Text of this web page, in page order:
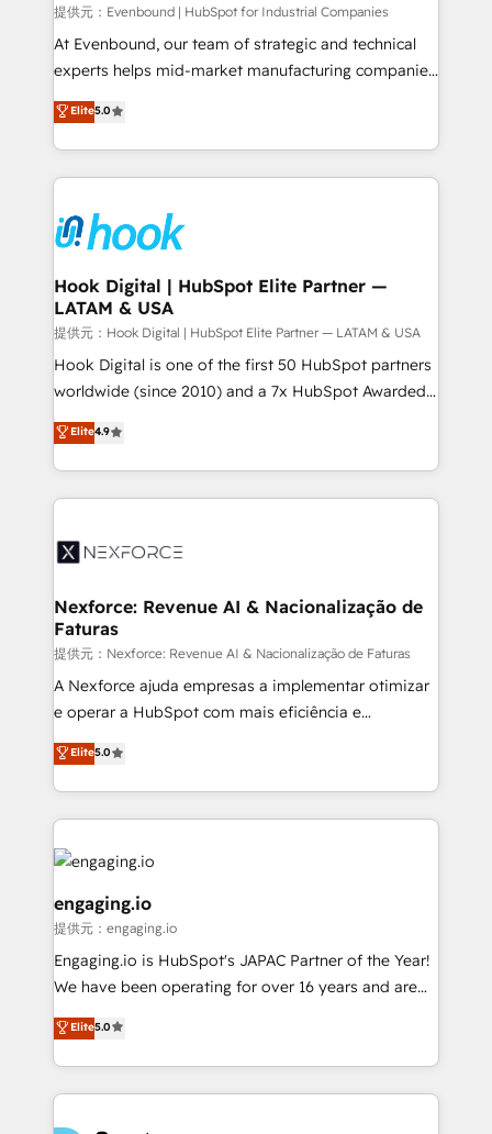
Your team learns while we build. We fix what others
broke. Built for mid-market reality—practical
solutions that work with your actual headcount and
HubSpot partners 🔄 Top 5% globally in client
retention 📅 8+ years of consistent results since 2017
move beyond spreadsheets into unified systems
that drive real business results.
提供元：Evenbound | HubSpot for Industrial Companies
At Evenbound, our team of strategic and technical
experts helps mid-market manufacturing companies
achieve real growth. We specialize in delivering
tailored solutions that drive results by leveraging
HubSpot’s platform and data to fuel success.
Technical Solutions: - HubSpot Technical Consulting -
Onboarding - Data Migration & Integrations -
Technical Audit & Optimization Strategic Solutions: -
Revenue Operations - Inbound Marketing -
Outbound Marketing - HubSpot CMS Website
Design & Development We empower our clients to
reach their full potential by providing transparent,
relationship-driven support. With over 300 HubSpot
technical know-how and strategic guidance you
need to succeed.
Elite5.0
Hook Digital | HubSpot Elite Partner —
LATAM & USA
提供元：Hook Digital | HubSpot Elite Partner — LATAM & USA
Hook Digital is one of the first 50 HubSpot partners
worldwide (since 2010) and a 7x HubSpot Awarded
Elite Partner. With 500+ projects across the U.S.,
Brazil, and LATAM, we combine global expertise with
regional experience. Today, we are Brazil’s largest
HubSpot Elite Partner—trusted by companies across
Implementation & Migration Onboarding across all
Station, Freshdesk, Intercom, and more. Custom
objects, automations, and integrations built for
growth. 🚀 AI-Driven GTM Orchestration Unify
HubSpot with LinkedIn, WhatsApp, email, paid
media, and AI voice to drive pipeline. 🤖 AI Custom
prospecting, follow-ups, service triage, and
knowledge retrieval—built in HubSpot. ⚡ Fast-Track
advanced optimization & adoption 📍 São Paulo, BR
• Des Moines, IA • New York, NY
Elite4.9
Nexforce: Revenue AI & Nacionalização de
Faturas
提供元：Nexforce: Revenue AI & Nacionalização de Faturas
A Nexforce ajuda empresas a implementar otimizar
e operar a HubSpot com mais eficiência e
previsibilidade de receita. Combinamos Revenue
Operations (RevOps) e Inteligência Artificial para
estruturar processos integrar sistemas organizar
dados e automatizar operações. O objetivo é
transformar a HubSpot em um verdadeiro sistema
operacional de receita conectando equipes
tecnologia e dados em uma operação integrada.
Também somos distribuidores oficiais da HubSpot
e de mais de 150 softwares globais permitindo
contratar e pagar a HubSpot em reais com nota
fiscal no Brasil e gerar economia de até 50% na
contratação de softwares internacionais.
Elite5.0
engaging.io
提供元：engaging.io
Engaging.io is HubSpot's JAPAC Partner of the Year!
We have been operating for over 16 years and are
one of HubSpot's most experienced and technically
capable Agency Partners globally. We specialise in
complex CRM migrations, implementations,
integrations, custom CMS portal development,
Elite5.0